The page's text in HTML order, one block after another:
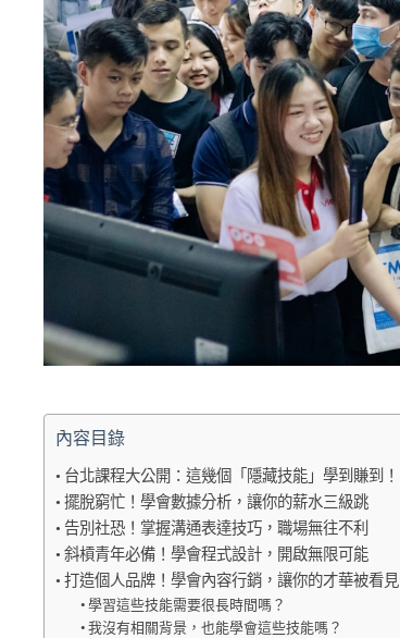
內容目錄
台北課程大公開：這幾個「隱藏技能」學到賺到！
擺脫窮忙！學會數據分析，讓你的薪水三級跳
告別社恐！掌握溝通表達技巧，職場無往不利
斜槓青年必備！學會程式設計，開啟無限可能
打造個人品牌！學會內容行銷，讓你的才華被看見
學習這些技能需要很長時間嗎？
我沒有相關背景，也能學會這些技能嗎？